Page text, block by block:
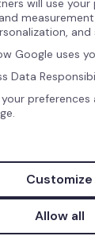
dados
Esses são
que
will use
Google uses
Data
your
Customize
Allow all